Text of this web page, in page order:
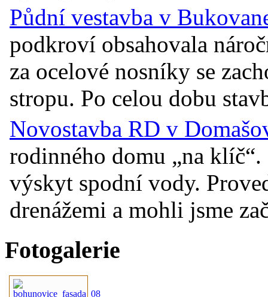
Půdní vestavba v
podkroví obsahovala
za ocelové nosníky se
stropu. Po celou dobu
Novostavba RD v
rodinného domu „na
výskyt spodní vody.
drenážemi a mohli jsme
Fotogalerie